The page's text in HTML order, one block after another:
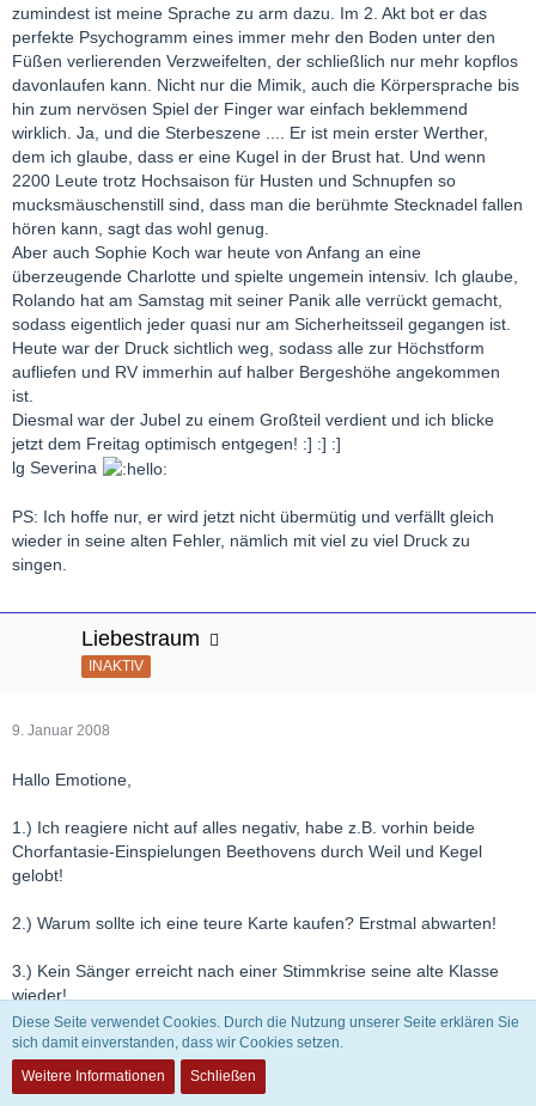
zumindest ist meine Sprache zu arm dazu. Im 2. Akt bot er das
perfekte Psychogramm eines immer mehr den Boden unter den
Füßen verlierenden Verzweifelten, der schließlich nur mehr kopflos
davonlaufen kann. Nicht nur die Mimik, auch die Körpersprache bis
hin zum nervösen Spiel der Finger war einfach beklemmend
wirklich. Ja, und die Sterbeszene .... Er ist mein erster Werther,
dem ich glaube, dass er eine Kugel in der Brust hat. Und wenn
2200 Leute trotz Hochsaison für Husten und Schnupfen so
mucksmäuschenstill sind, dass man die berühmte Stecknadel fallen
hören kann, sagt das wohl genug.
Aber auch Sophie Koch war heute von Anfang an eine
überzeugende Charlotte und spielte ungemein intensiv. Ich glaube,
Rolando hat am Samstag mit seiner Panik alle verrückt gemacht,
sodass eigentlich jeder quasi nur am Sicherheitsseil gegangen ist.
Heute war der Druck sichtlich weg, sodass alle zur Höchstform
aufliefen und RV immerhin auf halber Bergeshöhe angekommen
ist.
Diesmal war der Jubel zu einem Großteil verdient und ich blicke
jetzt dem Freitag optimisch entgegen! :] :] :]
lg Severina
PS: Ich hoffe nur, er wird jetzt nicht übermütig und verfällt gleich
wieder in seine alten Fehler, nämlich mit viel zu viel Druck zu
singen.
Liebestraum
INAKTIV
9. Januar 2008
Hallo Emotione,
1.) Ich reagiere nicht auf alles negativ, habe z.B. vorhin beide
Chorfantasie-Einspielungen Beethovens durch Weil und Kegel
gelobt!
2.) Warum sollte ich eine teure Karte kaufen? Erstmal abwarten!
3.) Kein Sänger erreicht nach einer Stimmkrise seine alte Klasse
wieder!
Herzliche Grüße
von LT
Diese Seite verwendet Cookies. Durch die Nutzung unserer Seite erklären Sie
sich damit einverstanden, dass wir Cookies setzen.
Weitere Informationen
Schließen